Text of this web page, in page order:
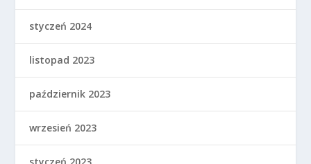
styczeń 2024
listopad 2023
październik 2023
wrzesień 2023